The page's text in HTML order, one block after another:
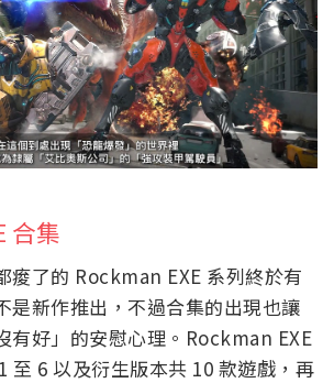
合集
痠了的 Rockman EXE 系列終於有
是新作推出，不過合集的出現也讓
有好」的安慰心理。Rockman EXE
至 6 以及衍生版本共 10 款遊戲，再